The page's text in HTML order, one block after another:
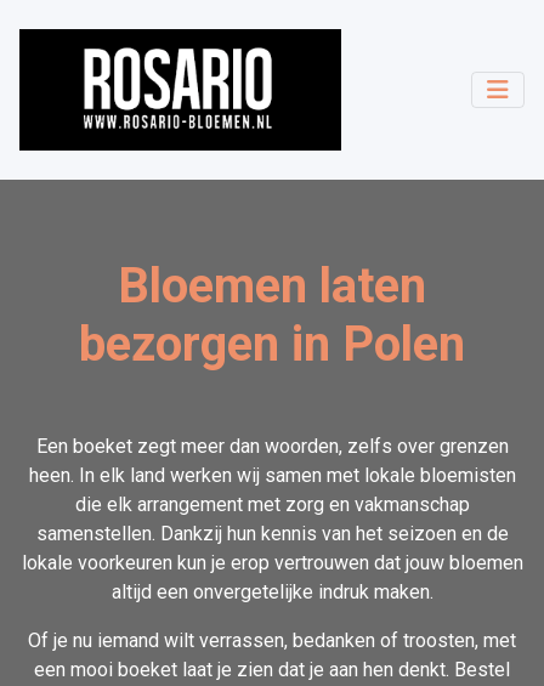
Bloemen laten
bezorgen in Polen
Een boeket zegt meer dan woorden, zelfs over grenzen
heen. In elk land werken wij samen met lokale bloemisten
die elk arrangement met zorg en vakmanschap
samenstellen. Dankzij hun kennis van het seizoen en de
lokale voorkeuren kun je erop vertrouwen dat jouw bloemen
altijd een onvergetelijke indruk maken.
Of je nu iemand wilt verrassen, bedanken of troosten, met
een mooi boeket laat je zien dat je aan hen denkt. Bestel